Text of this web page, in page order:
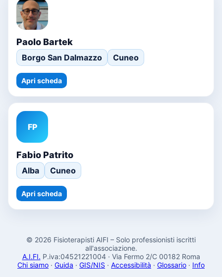
Paolo Bartek
Borgo San Dalmazzo Cuneo
Apri scheda
FP
Fabio Patrito
Alba Cuneo
Apri scheda
© 2026 Fisioterapisti AIFI – Solo professionisti iscritti
all'associazione.
A.I.FI. P.iva:04521221004 · Via Fermo 2/C 00182 Roma
Chi siamo · Guida · GIS/NIS · Accessibilità · Glossario · Info